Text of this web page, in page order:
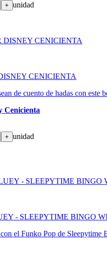
+ unidad
CENICIENTA
de cuento de hadas con
Cenicienta
+ unidad
- SLEEPYTIME BINGO
el Funko Pop de